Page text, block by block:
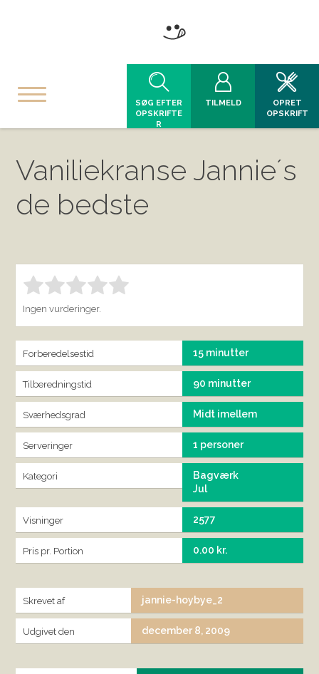
SØG EFTER
OPSKRIFTE
R
TILMELD
OPRET
OPSKRIFT
Vaniliekranse Jannie´s
de bedste
Bedøm denne vare: 1.00
Ingen vurderinger.
Forberedelsestid 15 minutter
Tilberedningstid 90 minutter
Sværhedsgrad Midt imellem
Serveringer 1 personer
Kategori
Bagværk
Jul
Visninger 2577
Pris pr. Portion 0.00 kr.
Skrevet af jannie-hoybye_2
Udgivet den december 8, 2009